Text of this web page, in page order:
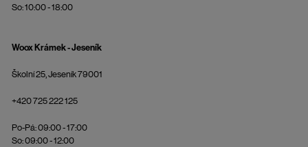
So: 10:00 - 18:00
Woox Krámek - Jeseník
Školní 25, Jeseník 79001
+420 725 222 125
Po-Pá: 09:00 - 17:00
So: 09:00 - 12:00